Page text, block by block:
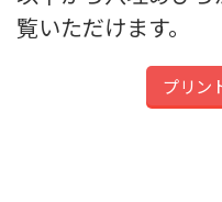
覧いただけます。
プリン